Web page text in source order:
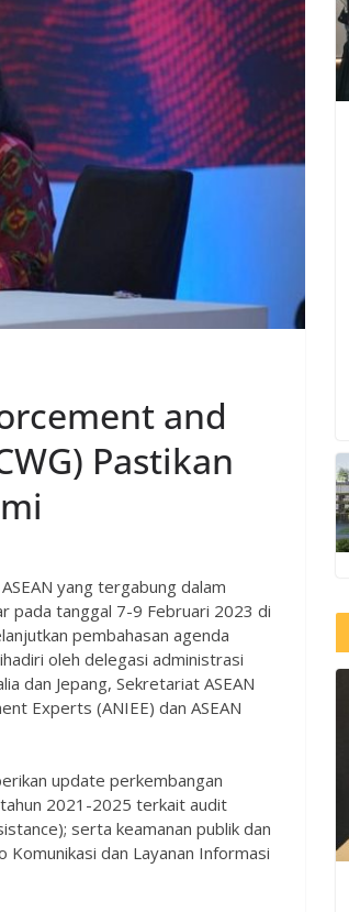
and
Pastikan
yang tergabung dalam
pada tanggal 7-9 Februari 2023 di
pembahasan agenda
oleh delegasi administrasi
dan Jepang, Sekretariat ASEAN
Experts (ANIEE) dan ASEAN
update perkembangan
2021-2025 terkait audit
serta keamanan publik dan
Komunikasi dan Layanan Informasi